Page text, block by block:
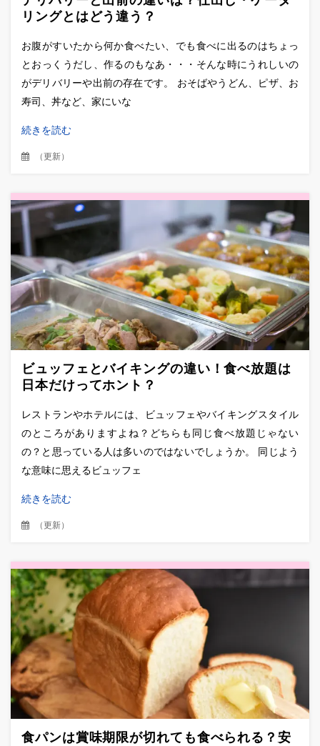
リングとはどう違う？
お腹がすいたから何か食べたい、でも食べに出るのはちょっ
とおっくうだし、作るのもなあ・・・そんな時にうれしいの
がデリバリーや出前の存在です。 おそばやうどん、ピザ、お
寿司、丼など、家にいな
続きを読む
（更新）
ビュッフェとバイキングの違い！食べ放題は
日本だけってホント？
レストランやホテルには、ビュッフェやバイキングスタイル
のところがありますよね？どちらも同じ食べ放題じゃない
の？と思っている人は多いのではないでしょうか。 同じよう
な意味に思えるビュッフェ
続きを読む
（更新）
食パンは賞味期限が切れても食べられる？安